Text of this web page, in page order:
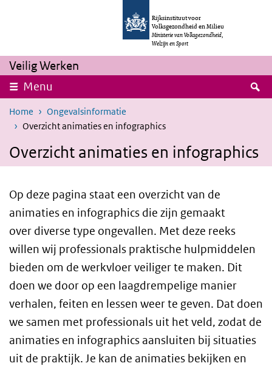
Overslaan en naar de inhoud gaan
Rijksinstituut voor
Volksgezondheid en Milieu
Ministerie van Volksgezondheid,
Welzijn en Sport
Veilig Werken
Menu
Home
Ongevalsinformatie
Overzicht animaties en infographics
Overzicht animaties en infographics
Op deze pagina staat een overzicht van de
animaties en infographics die zijn gemaakt
over diverse type ongevallen. Met deze reeks
willen wij professionals praktische hulpmiddelen
bieden om de werkvloer veiliger te maken. Dit
doen we door op een laagdrempelige manier
verhalen, feiten en lessen weer te geven. Dat doen
we samen met professionals uit het veld, zodat de
animaties en infographics aansluiten bij situaties
uit de praktijk. Je kan de animaties bekijken en